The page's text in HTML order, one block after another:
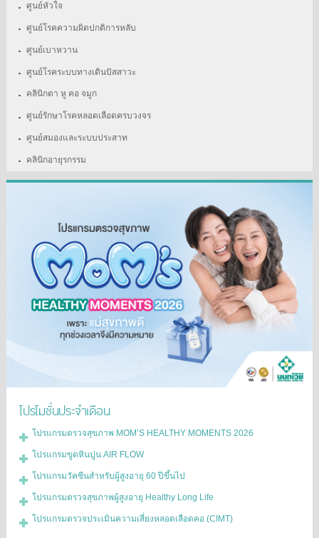
ศูนย์หัวใจ
ศูนย์โรคความผิดปกติการหลับ
ศูนย์เบาหวาน
ศูนย์โรคระบบทางเดินปัสสาวะ
คลินิกตา หู คอ จมูก
ศูนย์รักษาโรคหลอดเลือดครบวงจร
ศูนย์สมองและระบบประสาท
คลินิกอายุรกรรม
โปรโมชั่นประจำเดือน
โปรแกรมตรวจสุขภาพ MOM’S HEALTHY MOMENTS 2026
โปรแกรมขูดหินปูน AIR FLOW
โปรแกรมวัคซีนสำหรับผู้สูงอายุ 60 ปีขึ้นไป
โปรแกรมตรวจสุขภาพผู้สูงอายุ Healthy Long Life
โปรแกรมตรวจประเมินความเสี่ยงหลอดเลือดคอ (CIMT)